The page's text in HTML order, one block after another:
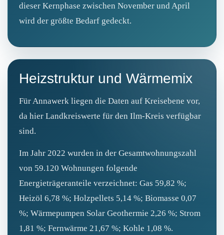
dieser Kernphase zwischen November und April
wird der größte Bedarf gedeckt.
Heizstruktur und Wärmemix
Für Annawerk liegen die Daten auf Kreisebene vor,
da hier Landkreiswerte für den Ilm-Kreis verfügbar
sind.
Im Jahr 2022 wurden in der Gesamtwohnungszahl
von 59.120 Wohnungen folgende
Energieträgeranteile verzeichnet: Gas 59,82 %;
Heizöl 6,78 %; Holzpellets 5,14 %; Biomasse 0,07
%; Wärmepumpen Solar Geothermie 2,26 %; Strom
1,81 %; Fernwärme 21,67 %; Kohle 1,08 %.